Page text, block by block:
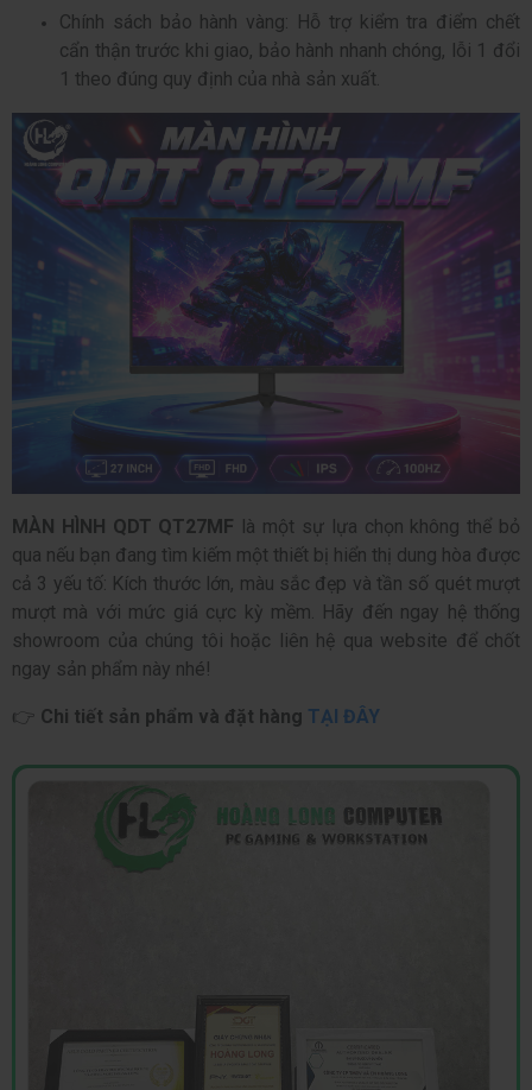
Chính sách bảo hành vàng: Hỗ trợ kiểm tra điểm chết
cẩn thận trước khi giao, bảo hành nhanh chóng, lỗi 1 đổi
1 theo đúng quy định của nhà sản xuất.
MÀN HÌNH QDT QT27MF là một sự lựa chọn không thể bỏ
qua nếu bạn đang tìm kiếm một thiết bị hiển thị dung hòa được
cả 3 yếu tố: Kích thước lớn, màu sắc đẹp và tần số quét mượt
mượt mà với mức giá cực kỳ mềm. Hãy đến ngay hệ thống
showroom của chúng tôi hoặc liên hệ qua website để chốt
ngay sản phẩm này nhé!
👉 Chi tiết sản phẩm và đặt hàng TẠI ĐÂY